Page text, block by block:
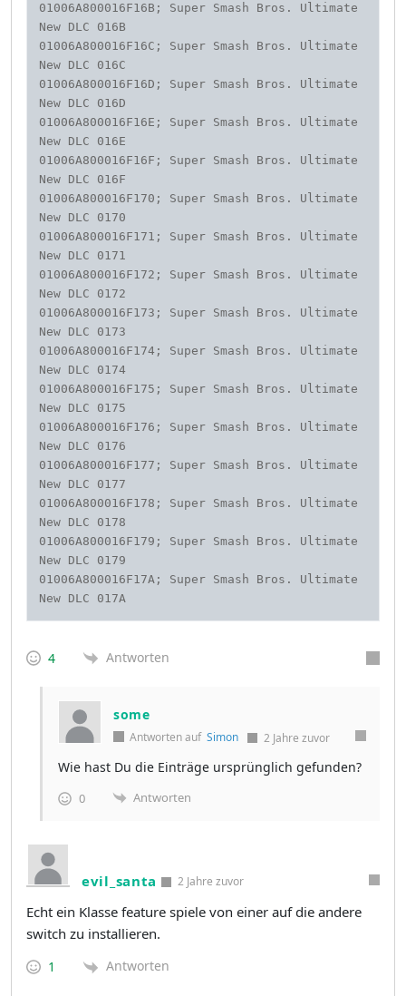
01006A800016F16B; Super Smash Bros. Ultimate
New DLC 016B
01006A800016F16C; Super Smash Bros. Ultimate
New DLC 016C
01006A800016F16D; Super Smash Bros. Ultimate
New DLC 016D
01006A800016F16E; Super Smash Bros. Ultimate
New DLC 016E
01006A800016F16F; Super Smash Bros. Ultimate
New DLC 016F
01006A800016F170; Super Smash Bros. Ultimate
New DLC 0170
01006A800016F171; Super Smash Bros. Ultimate
New DLC 0171
01006A800016F172; Super Smash Bros. Ultimate
New DLC 0172
01006A800016F173; Super Smash Bros. Ultimate
New DLC 0173
01006A800016F174; Super Smash Bros. Ultimate
New DLC 0174
01006A800016F175; Super Smash Bros. Ultimate
New DLC 0175
01006A800016F176; Super Smash Bros. Ultimate
New DLC 0176
01006A800016F177; Super Smash Bros. Ultimate
New DLC 0177
01006A800016F178; Super Smash Bros. Ultimate
New DLC 0178
01006A800016F179; Super Smash Bros. Ultimate
New DLC 0179
01006A800016F17A; Super Smash Bros. Ultimate
4 Antworten
some
Antworten auf Simon 2 Jahre zuvor
Wie hast Du die Einträge ursprünglich gefunden?
0 Antworten
evil_santa 2 Jahre zuvor
Echt ein Klasse feature spiele von einer auf die andere
switch zu installieren.
1 Antworten